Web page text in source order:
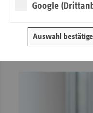
Google
Auswahl
unterscheiden
von Michaela Gottfried